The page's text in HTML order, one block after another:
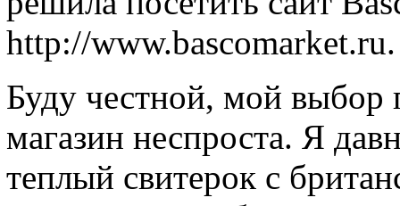
http://www.bascomarket.ru.
Буду честной, мой выбор
магазин неспроста. Я
теплый свитерок с